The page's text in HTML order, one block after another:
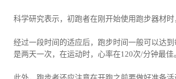
科学研究表示，初跑者在刚开始使用跑步器材
经过一段时间的适应后，跑步时间一般可以达
是两天一次，在运动时，心率在120次/分钟最佳